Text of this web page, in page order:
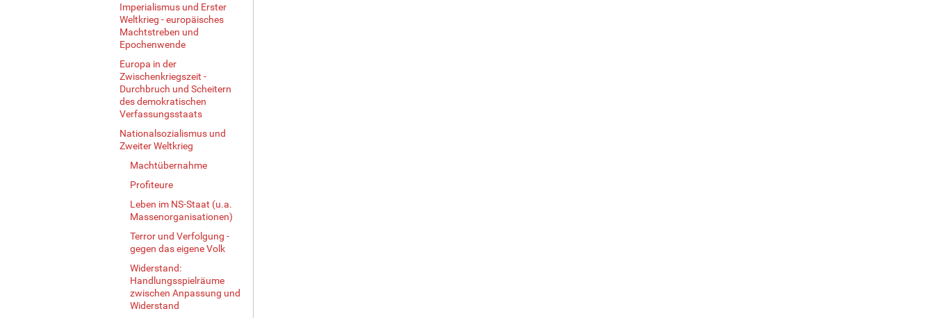
Imperialismus und Erster
Weltkrieg - europäisches
Machtstreben und
Epochenwende
Europa in der
Zwischenkriegszeit -
Durchbruch und Scheitern
des demokratischen
Verfassungsstaats
Nationalsozialismus und
Zweiter Weltkrieg
Machtübernahme
Profiteure
Leben im NS-Staat (u.a.
Massenorganisationen)
Terror und Verfolgung -
gegen das eigene Volk
Widerstand:
Handlungsspielräume
zwischen Anpassung und
Widerstand